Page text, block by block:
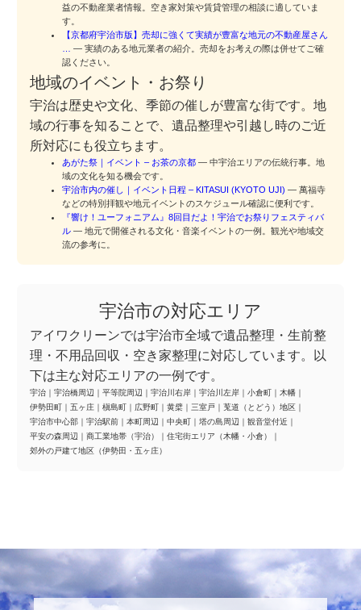
益の不動産業者情報。空き家対策や賃貸管理の相談に適していま
す。
【京都府宇治市版】売却に強くて実績が豊富な地元の不動産屋さん
— 実績のある地元業者の紹介。売却をお考えの際は併せてご確
認ください。
地域のイベント・お祭り
宇治は歴史や文化、季節の催しが豊富な街です。地
域の行事を知ることで、遺品整理や引越し時のご近
所対応にも役立ちます。
あがた祭｜イベント – お茶の京都 — 中宇治エリアの伝統行事。地
域の文化を知る機会です。
宇治市内の催し｜イベント日程 – KITASUI (KYOTO UJI) — 萬福寺
などの特別拝観や地元イベントのスケジュール確認に便利です。
『響け！ユーフォニアム』8回目だよ！宇治でお祭りフェスティバ
ル — 地元で開催される文化・音楽イベントの一例。観光や地域交
流の参考に。
宇治市の対応エリア
アイワクリーンでは宇治市全域で遺品整理・生前整
理・不用品回収・空き家整理に対応しています。以
下は主な対応エリアの一例です。
宇治 宇治橋周辺 平等院周辺 宇治川右岸 宇治川左岸 小倉町 木幡
伊勢田町
五ヶ庄 槇島町 広野町 黄檗 三室戸 莵道（とどう）地区
宇治市中心部
宇治駅前 本町周辺 中央町 塔の島周辺 観音堂付近
平安の森周辺
商工業地帯（宇治） 住宅街エリア（木幡・小倉）
郊外の戸建て地区（伊勢田・五ヶ庄）